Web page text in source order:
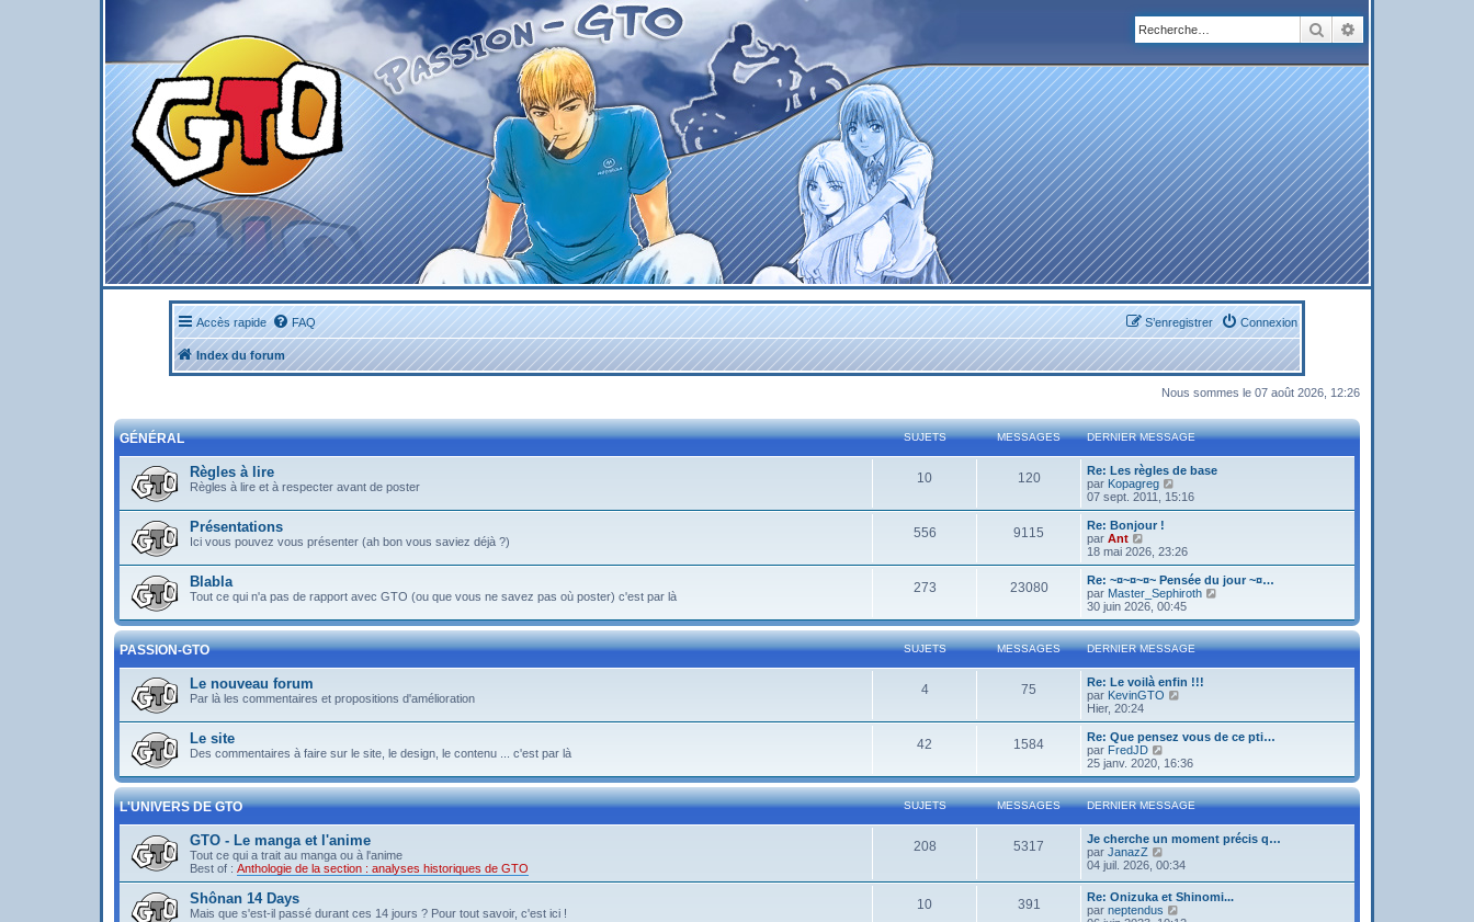
Rechercher
Accès rapide FAQ Connexion
S’enregistrer
Index du forum
Nous sommes le 07 août 2026, 12:26
GÉNÉRAL SUJETS MESSAGES DERNIER MESSAGE
Règles à lire
Règles à lire et à respecter avant de poster
10 120
Re: Les règles de base
par Kopagreg
o
i
e
r
n
i
e
r
m
e
s
s
g
e
07 sept. 2011, 15:16
Présentations
Ici vous pouvez vous présenter (ah bon vous saviez déjà ?)
556 9115
Re: Bonjour !
par Ant
o
i
r
l
e
e
r
n
i
e
r
e
s
s
a
g
e
18 mai 2026, 23:26
Blabla
Tout ce qui n'a pas de rapport avec GTO (ou que vous ne savez pas où poster) c'est par là
273 23080
Re: ~¤~¤~¤~ Pensée du jour ~¤…
par Master_Sephiroth
i
r
l
d
i
e
e
s
s
g
e
30 juin 2026, 00:45
PASSION-GTO SUJETS MESSAGES DERNIER MESSAGE
Le nouveau forum
Par là les commentaires et propositions d'amélioration
4 75
Re: Le voilà enfin !!!
par KevinGTO
i
r
e
e
r
n
i
e
m
s
s
a
Hier, 20:24
Le site
Des commentaires à faire sur le site, le design, le contenu ... c'est par là
42 1584
Re: Que pensez vous de ce pti…
par FredJD
o
i
r
l
d
e
n
i
e
r
m
25 janv. 2020, 16:36
L'UNIVERS DE GTO SUJETS MESSAGES DERNIER MESSAGE
GTO - Le manga et l'anime
Tout ce qui a trait au manga ou à l'anime
Best of : Anthologie de la section : analyses historiques de GTO
208 5317
Je cherche un moment précis q…
par JanazZ
o
l
e
04 juil. 2026, 00:34
Shônan 14 Days
Mais que s'est-il passé durant ces 14 jours ? Pour tout savoir, c'est ici !
10 391
Re: Onizuka et Shinomi...
par neptendus